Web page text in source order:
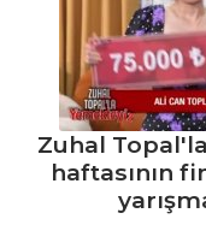
Balık
Tüm Tarifleri
Zuhal
haftasının